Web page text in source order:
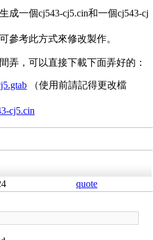
成一個cj543-cj5.cin和一個cj543-cj
參考此方式來修改製作。
弄，可以直接下載下面弄好的：
（使用前請記得更改檔
cj5.cin
quote